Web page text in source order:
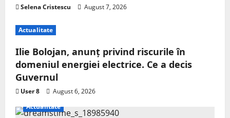
Selena Cristescu August 7, 2026
Actualitate
Ilie Bolojan, anunț privind riscurile în
domeniul energiei electrice. Ce a decis
Guvernul
User 8
August 6, 2026
Actualitate